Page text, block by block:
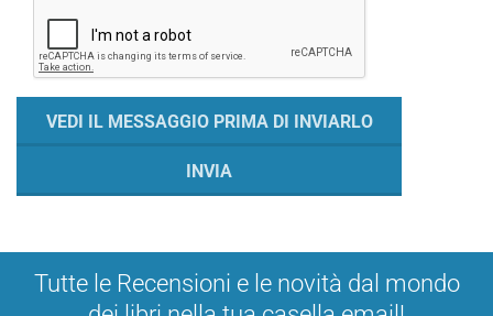
Tutte le Recensioni e le novità dal mondo